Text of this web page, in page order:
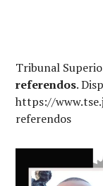
Tribunal
referendos.
https://
referendos